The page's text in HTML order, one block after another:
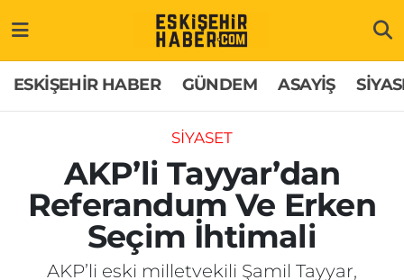
ESKİŞEHİR HABER GÜNDEM ASAYİŞ
SİYASET
AKP’li Tayyar’dan
Referandum Ve Erken
Seçim İhtimali
AKP’li eski milletvekili Şamil Tayyar,
GÜNDEM
ASAYİŞ
SİYASET
EKONOMİ
Hakkımızda
İletişim
Künye
Odunpazarı Trafik Yoğunluk Haritası
Süper Lig Puan Durumu ve Fikstür
Tüm Manşetler
Son Dakika Haberleri